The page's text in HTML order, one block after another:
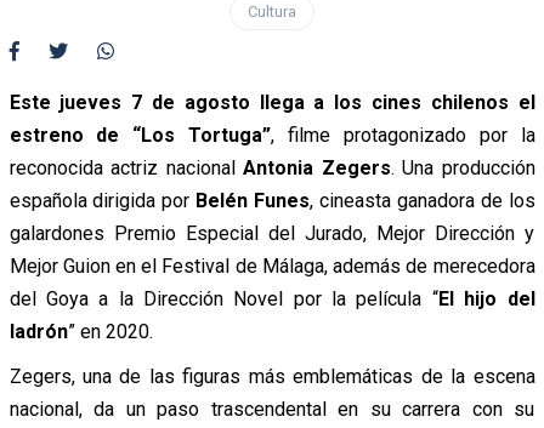
Cultura
Este jueves 7 de agosto llega a los cines chilenos el
estreno de “Los Tortuga”, filme protagonizado por la
reconocida actriz nacional Antonia Zegers. Una producción
española dirigida por Belén Funes, cineasta ganadora de los
galardones Premio Especial del Jurado, Mejor Dirección y
Mejor Guion en el Festival de Málaga, además de merecedora
del Goya a la Dirección Novel por la película “El hijo del
ladrón” en 2020.
Zegers, una de las figuras más emblemáticas de la escena
nacional, da un paso trascendental en su carrera con su